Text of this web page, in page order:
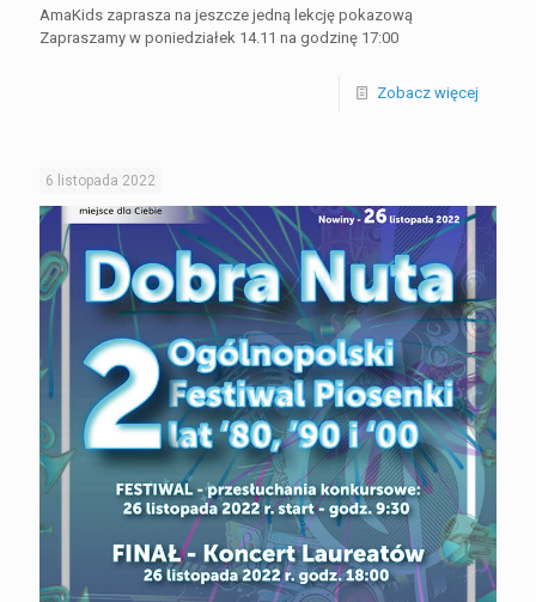
AmaKids zaprasza na jeszcze jedną lekcję pokazową
Zapraszamy w poniedziałek 14.11 na godzinę 17:00
Zobacz więcej
6 listopada 2022